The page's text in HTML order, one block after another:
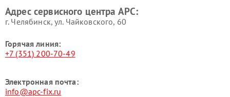
Адрес сервисного центра APC:
г. Челябинск, ул. Чайковского, 60
Горячая линия:
+7 (351) 200-70-49
Электронная почта:
info@apc-fix.ru